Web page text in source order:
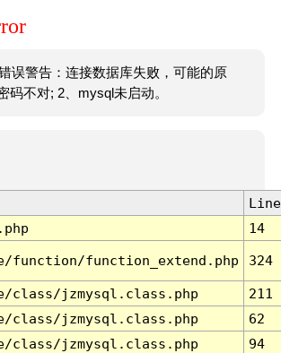
误警告：连接数据库失败，可能的原
码不对; 2、mysql未启动。
Line
14
function/function_extend.php 324
class/jzmysql.class.php
211
class/jzmysql.class.php
62
class/jzmysql.class.php
94